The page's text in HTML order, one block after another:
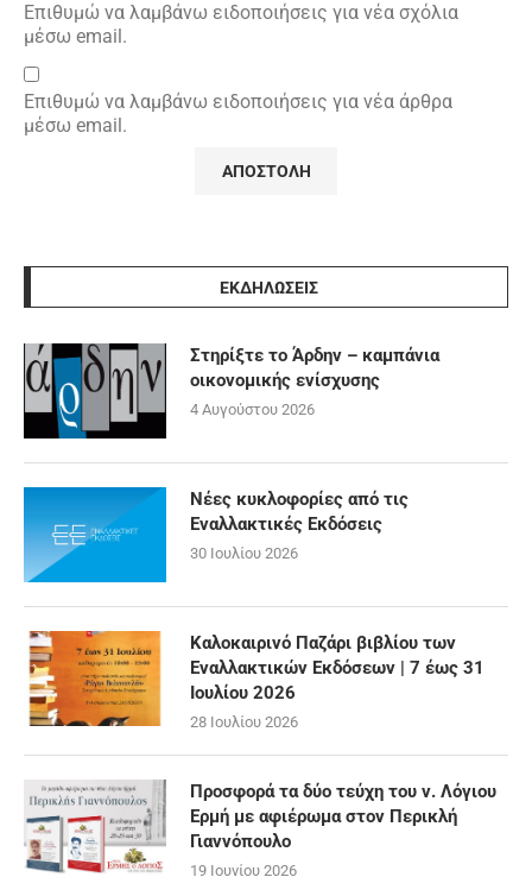
Επιθυμώ να λαμβάνω ειδοποιήσεις για νέα σχόλια
μέσω email.
Επιθυμώ να λαμβάνω ειδοποιήσεις για νέα άρθρα
μέσω email.
ΕΚΔΗΛΩΣΕΙΣ
Στηρίξτε το Άρδην – καμπάνια
οικονομικής ενίσχυσης
4 Αυγούστου 2026
Νέες κυκλοφορίες από τις
Εναλλακτικές Εκδόσεις
30 Ιουλίου 2026
Καλοκαιρινό Παζάρι βιβλίου των
Εναλλακτικών Εκδόσεων | 7 έως 31
Ιουλίου 2026
28 Ιουλίου 2026
Προσφορά τα δύο τεύχη του ν. Λόγιου
Ερμή με αφιέρωμα στον Περικλή
Γιαννόπουλο
19 Ιουνίου 2026